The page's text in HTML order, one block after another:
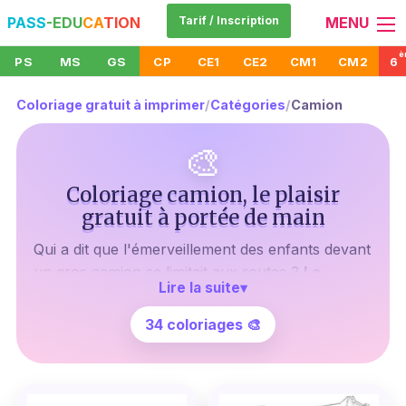
PASS-EDUCATION Tarif / Inscription MENU
PS MS GS CP CE1 CE2 CM1 CM2 6
Coloriage gratuit à imprimer/Catégories/Camion
🎨
Coloriage camion, le plaisir
gratuit à portée de main
Qui a dit que l'émerveillement des enfants devant
un gros camion se limitait aux routes ? Le
coloriage camion gratuit à imprimer
invitation à vivre cette fascination sur papier.
Imaginez les yeux pétillants de votre enfant
lorsqu'il découvrira ces dessins prêts à prendre
Lire la suite▾
34 coloriages 🎨